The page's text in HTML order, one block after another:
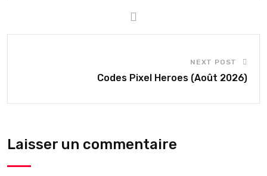
NEXT POST
Codes Pixel Heroes (Août 2026)
Laisser un commentaire